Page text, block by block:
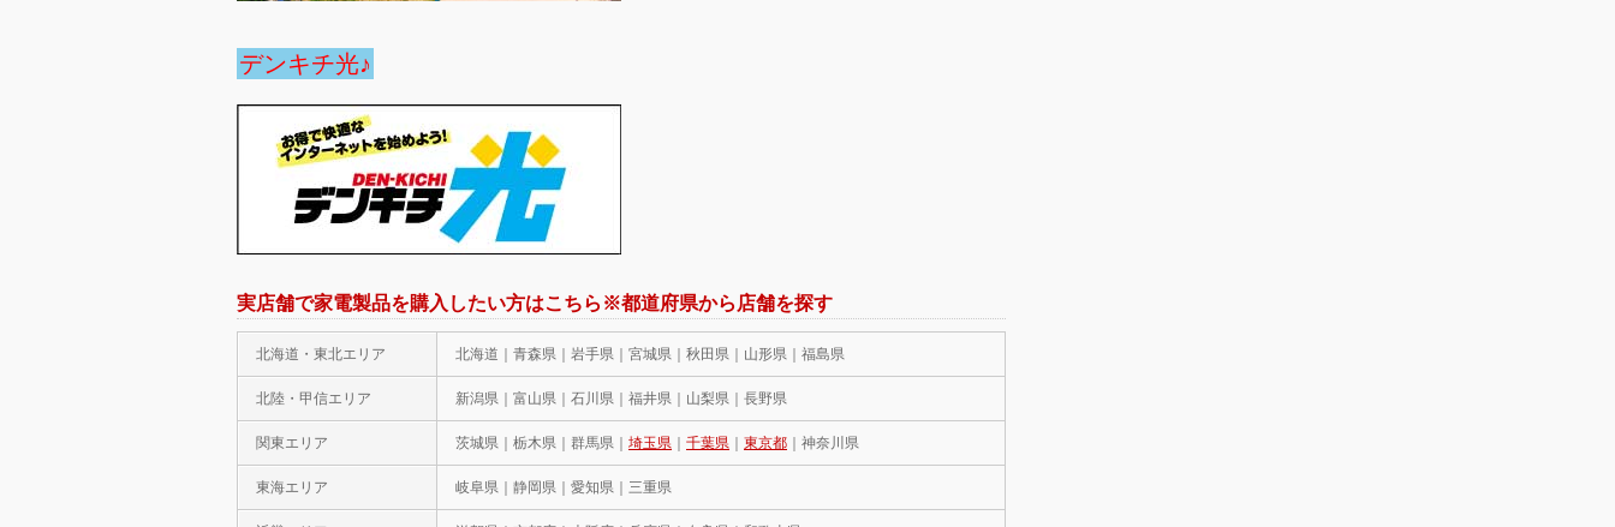
デンキチ光♪
実店舗で家電製品を購入したい方はこちら※都道府県から店舗を探す
北海道・東北エリア 北海道｜青森県｜岩手県｜宮城県｜秋田県｜山形県｜福島県
北陸・甲信エリア 新潟県｜富山県｜石川県｜福井県｜山梨県｜長野県
関東エリア 茨城県｜栃木県｜群馬県｜ 埼玉県 千葉県 東京都 ｜神奈川県
東海エリア 岐阜県｜静岡県｜愛知県｜三重県